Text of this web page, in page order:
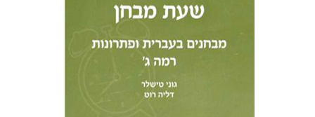
דליה רוט-גביזון גוני טישלר